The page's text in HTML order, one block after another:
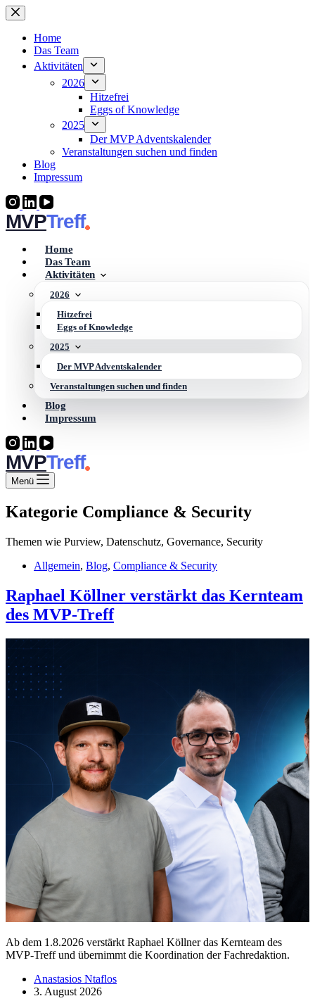
Zum
Inhalt
springenHome
Das Team
Aktivitäten
2026
Hitzefrei
Eggs of Knowledge
2025
Der MVP Adventskalender
Veranstaltungen suchen und finden
Blog
Impressum
MVP
Home
Das Team
Aktivitäten
2026
Hitzefrei
Eggs of Knowledge
2025
Der MVP Adventskalender
Veranstaltungen suchen und finden
Blog
Impressum
MVP
Menü
Kategorie Compliance & Security
Themen wie Purview, Datenschutz, Governance, Security
Allgemein, Blog, Compliance & Security
Raphael Köllner verstärkt das Kernteam
des MVP-Treff
Ab dem 1.8.2026 verstärkt Raphael Köllner das Kernteam des
MVP-Treff und übernimmt die Koordination der Fachredaktion.
Anastasios Ntaflos
3. August 2026